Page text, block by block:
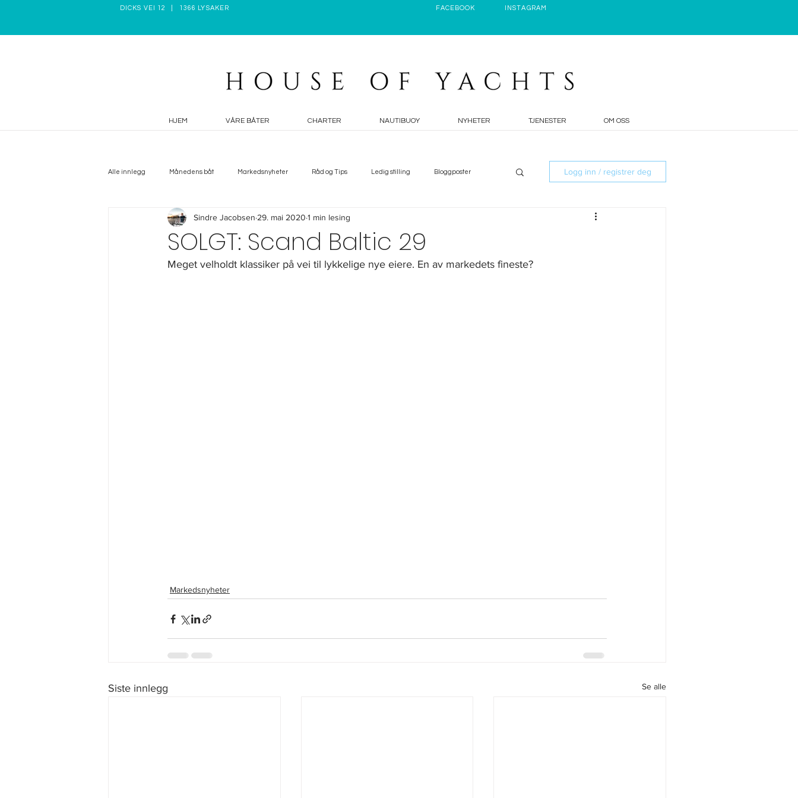
DICKS VEI 12 | 1366 LYSAKER FACEBOOK INSTAGRAM
HJEM VÅRE BÅTER CHARTER NAUTIBUOY NYHETER TJENESTER OM OSS
Alle innlegg Månedens båt Markedsnyheter Råd og Tips Ledig stilling Bloggposter
Hiv og HoY episoder Tester HoY Pod
Logg inn / registrer deg
SOLGT: Scand Baltic 29
Sindre Jacobsen 29. mai 2020 1 min lesing
Meget velholdt klassiker på vei til lykkelige nye eiere. En av markedets fineste?
Markedsnyheter
Siste innlegg Se alle